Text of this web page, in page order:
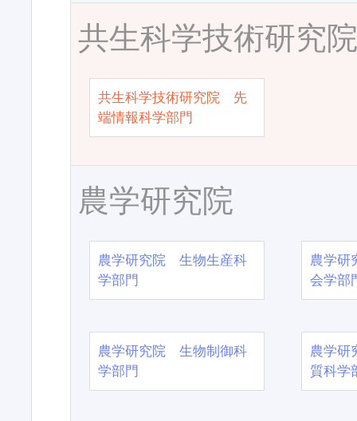
共生科学技術研究
共生科学技術研究院 先
端情報科学部門
農学研究院
農学研究院 生物生産科
学部門
農学
会学部
農学研究院 生物制御科
学部門
農学
質科学